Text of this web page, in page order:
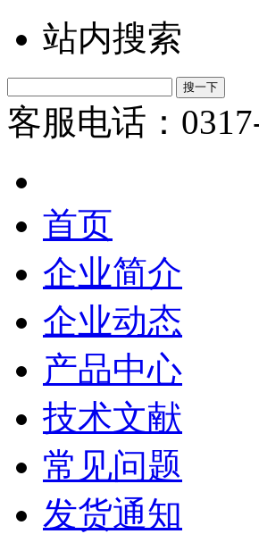
站内搜索
客服电话：
首页
企业简介
企业动态
产品中心
技术文献
常见问题
发货通知